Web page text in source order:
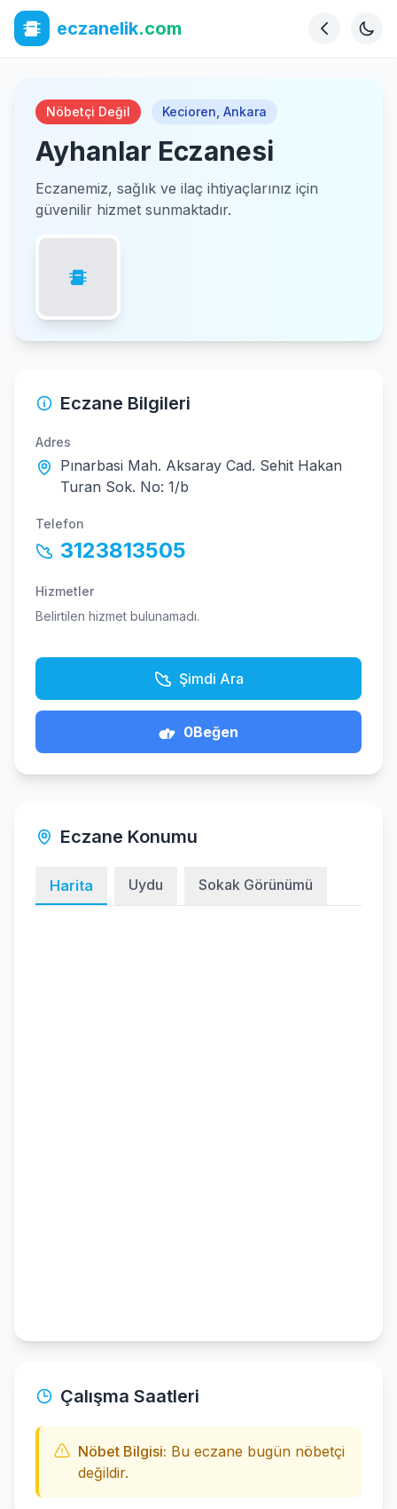
eczanelik.com
Nöbetçi Değil Kecioren Ankara
Ayhanlar Eczanesi
Eczanemiz, sağlık ve ilaç ihtiyaçlarınız için
güvenilir hizmet sunmaktadır.
Eczane Bilgileri
Adres
Pınarbasi Mah. Aksaray Cad. Sehit Hakan
Turan Sok. No: 1/b
Telefon
3123813505
Hizmetler
Belirtilen hizmet bulunamadı.
Şimdi Ara
0Beğen
Eczane Konumu
Harita Uydu Sokak Görünümü
Çalışma Saatleri
Nöbet Bilgisi: Bu eczane bugün nöbetçi
değildir.